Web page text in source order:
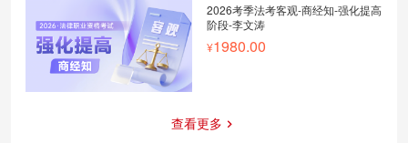
2026考季法考客观-商经知-强化提高
阶段-李文涛
1980.00
查看更多